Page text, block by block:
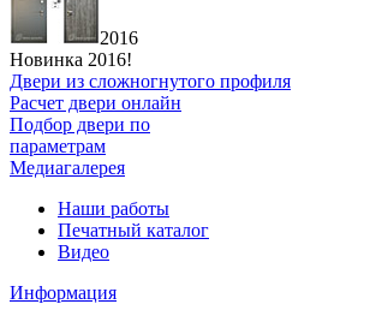
2016
Новинка 2016!
Двери из сложногнутого профиля
Расчет двери онлайн
Подбор двери по
параметрам
Медиагалерея
Наши работы
Печатный каталог
Видео
Информация